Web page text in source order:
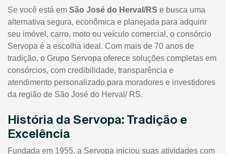
Se você está em São José do Herval/RS e busca uma
alternativa segura, econômica e planejada para adquirir
seu imóvel, carro, moto ou veículo comercial, o consórcio
Servopa é a escolha ideal. Com mais de 70 anos de
tradição, o Grupo Servopa oferece soluções completas em
consórcios, com credibilidade, transparência e
atendimento personalizado para moradores e investidores
da região de São José do Herval/ RS.
História da Servopa: Tradição e
Excelência
Fundada em 1955, a Servopa iniciou suas atividades com